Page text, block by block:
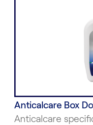
Anticalcare Box
Anticalcare